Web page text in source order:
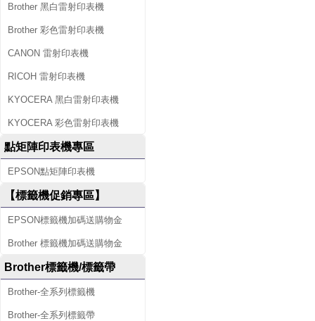
Brother 黑白雷射印表機
Brother 彩色雷射印表機
CANON 雷射印表機
RICOH 雷射印表機
KYOCERA 黑白雷射印表機
KYOCERA 彩色雷射印表機
點矩陣印表機專區
EPSON點矩陣印表機
【標籤機促銷專區】
EPSON標籤機加碼送購物金
Brother 標籤機加碼送購物金
Brother標籤機/標籤帶
Brother-全系列標籤機
Brother-全系列標籤帶